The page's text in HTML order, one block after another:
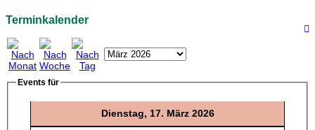
Terminkalender
Events für
Dienstag, 17. März 2026